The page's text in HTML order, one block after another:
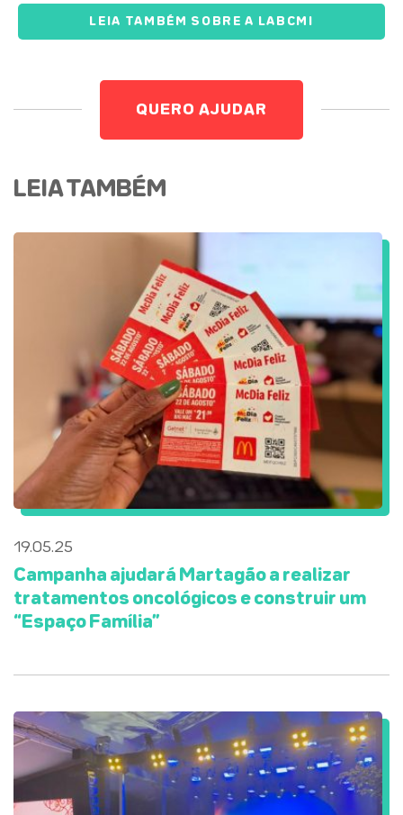
LEIA TAMBÉM SOBRE A LABCMI
QUERO AJUDAR
LEIA TAMBÉM
19.05.25
Campanha ajudará Martagão a realizar
tratamentos oncológicos e construir um
“Espaço Família”